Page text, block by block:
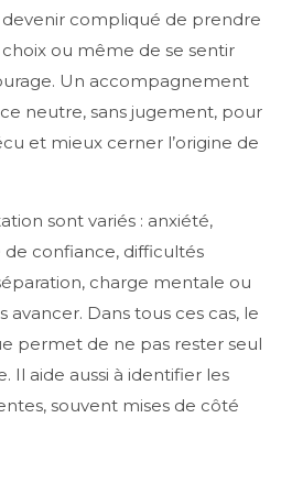
devenir compliqué de prendre
ou même de se sentir
Un accompagnement
neutre, sans jugement, pour
et mieux cerner l’origine de
sont variés : anxiété,
confiance, difficultés
charge mentale ou
avancer. Dans tous ces cas, le
permet de ne pas rester seul
Il aide aussi à identifier les
souvent mises de côté